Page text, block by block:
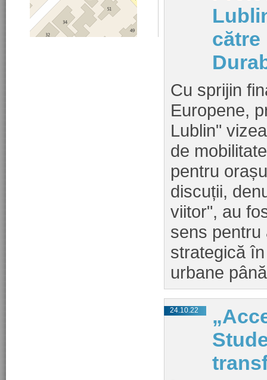
către
Cu sprijin
Europene,
Lublin"
de
pentru
discuții,
viitor", au
sens pentru
strategică
urbane
24.10.22